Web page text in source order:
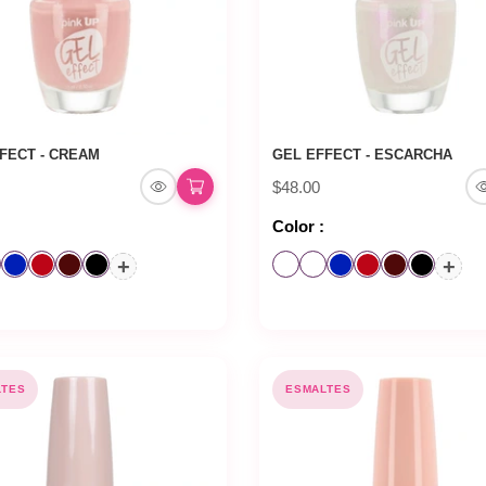
- CREAM
+
GEL EFFECT - ESCARCHA
$48.00
Color :
+
ESMALTES